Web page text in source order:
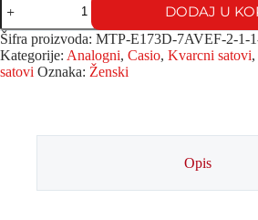
DODAJ U
Šifra proizvoda: MTP-E173D-7AVEF-2-1-
Kategorije: Analogni, Casio, Kvarcni satovi,
satovi Oznaka: Ženski
Opis